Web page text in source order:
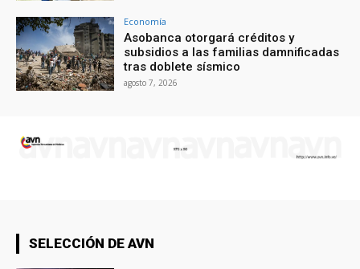
Economía
Asobanca otorgará créditos y
subsidios a las familias damnificadas
tras doblete sísmico
agosto 7, 2026
SELECCIÓN DE AVN